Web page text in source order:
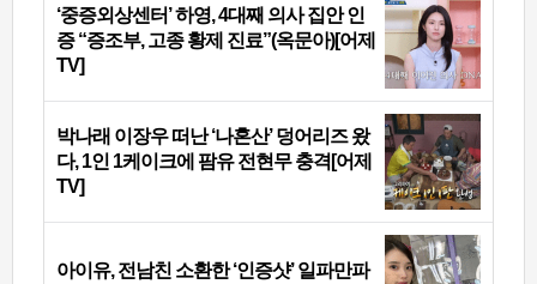
‘중증외상센터’ 하영, 4대째 의사 집안 인
증 “증조부, 고종 황제 진료”(옥문아)[어제
TV]
박나래 이장우 떠난 ‘나혼산’ 덩어리즈 왔
다, 1인 1케이크에 팜유 전현무 충격[어제
TV]
아이유, 전남친 소환한 ‘인증샷’ 일파만파